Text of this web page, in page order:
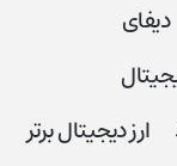
دیفای
ارز دیجیتال برتر